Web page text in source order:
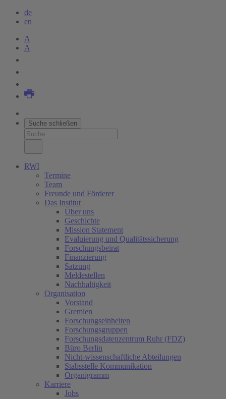
de
en
A
A
Suche schließen
RWI
Termine
Team
Freunde und Förderer
Das Institut
Über uns
Geschichte
Mission Statement
Evaluierung und Qualitätssicherung
Forschungsbeirat
Finanzierung
Satzung
Meldestellen
Nachhaltigkeit
Organisation
Vorstand
Gremien
Forschungseinheiten
Forschungsgruppen
Forschungsdatenzentrum Ruhr (FDZ)
Büro Berlin
Nicht-wissenschaftliche Abteilungen
Stabsstelle Kommunikation
Organigramm
Karriere
Jobs